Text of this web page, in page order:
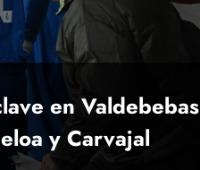
en Valdebebas
y Carvajal